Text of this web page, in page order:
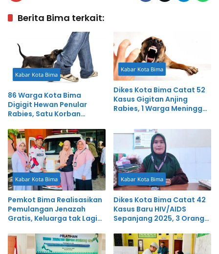
Berita Bima terkait:
Kabar Kota Bima
86 Warga Kota Bima
Digigit Hewan Penular
Rabies, Satu Korban
Kabar Kota Bima
Dikes Kota Bima Catat 52
Kasus Gigitan Anjing
Rabies, 1 Warga Meninggal
Kabar Kota Bima
Pemkot Bima Realisasikan
Pemulangan Jenazah
Gratis, Keluarga tak Lagi
Kabar Kota Bima
Dikes Kota Bima Catat 42
Kasus Baru HIV/AIDS
Sepanjang 2025, 3 Orang